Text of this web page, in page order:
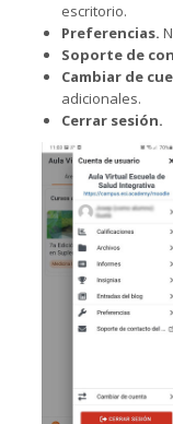
escritorio.
Preferencias.
Soporte de
Cambiar de
adicionales.
Cerrar sesión.